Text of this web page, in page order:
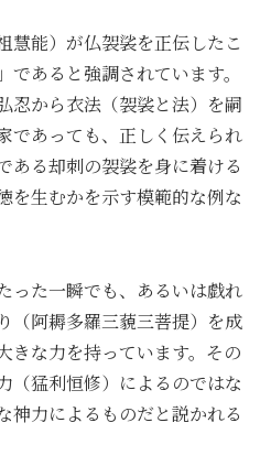
慧能）が仏袈裟を正伝したこ
」であると強調されています。
忍から衣法（袈裟と法）を嗣
であっても、正しく伝えられ
ある却刺の袈裟を身に着ける
を生むかを示す模範的な例な
った一瞬でも、あるいは戯れ
（阿耨多羅三藐三菩提）を成
きな力を持っています。その
（猛利恒修）によるのではな
神力によるものだと説かれる